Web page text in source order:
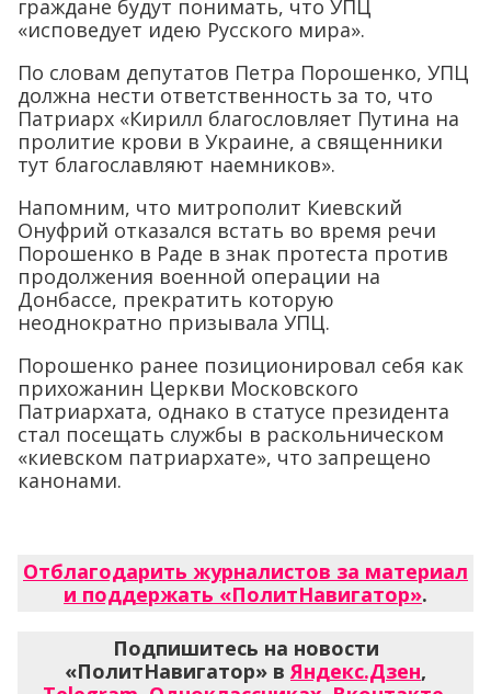
граждане будут понимать, что УПЦ
«исповедует идею Русского мира».
По словам депутатов Петра Порошенко, УПЦ
должна нести ответственность за то, что
Патриарх «Кирилл благословляет Путина на
пролитие крови в Украине, а священники
тут благославляют наемников».
Напомним, что митрополит Киевский
Онуфрий отказался встать во время речи
Порошенко в Раде в знак протеста против
продолжения военной операции на
Донбассе, прекратить которую
неоднократно призывала УПЦ.
Порошенко ранее позиционировал себя как
прихожанин Церкви Московского
Патриархата, однако в статусе президента
стал посещать службы в раскольническом
«киевском патриархате», что запрещено
канонами.
Отблагодарить журналистов за материал
и поддержать «ПолитНавигатор».
Подпишитесь на новости
«ПолитНавигатор» вЯндекс.Дзен,